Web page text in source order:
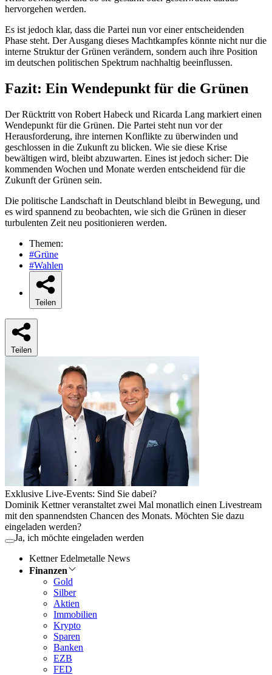
hervorgehen werden.
Es ist jedoch klar, dass die Partei nun vor einer entscheidenden
Phase steht. Der Ausgang dieses Machtkampfes könnte nicht nur die
interne Struktur der Grünen verändern, sondern auch ihre Position
im deutschen politischen Spektrum nachhaltig beeinflussen.
Fazit: Ein Wendepunkt für die Grünen
Der Rücktritt von Robert Habeck und Ricarda Lang markiert einen
Wendepunkt für die Grünen. Die Partei steht nun vor der
Herausforderung, ihre internen Konflikte zu überwinden und
geschlossen in die Zukunft zu blicken. Wie sie diese Krise
bewältigen wird, bleibt abzuwarten. Eines ist jedoch sicher: Die
kommenden Wochen und Monate werden entscheidend für die
Zukunft der Grünen sein.
Die politische Landschaft in Deutschland bleibt in Bewegung, und
es wird spannend zu beobachten, wie sich die Grünen in dieser
turbulenten Zeit neu positionieren werden.
Themen:
#Grüne
#Wahlen
Teilen
Teilen
Exklusive Live-Events: Sind Sie dabei?
Dominik Kettner veranstaltet zwei Mal monatlich einen Livestream
mit den spannendsten Chancen des Monats. Möchten Sie dazu
eingeladen werden?
Ja, ich möchte eingeladen werden
Kettner Edelmetalle News
Finanzen
Gold
Silber
Aktien
Immobilien
Krypto
Sparen
Banken
EZB
FED